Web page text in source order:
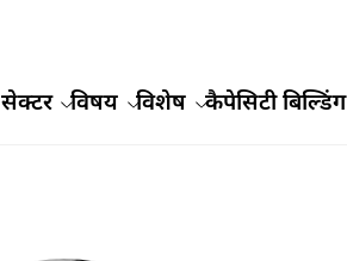
सेक्टर विषय विशेष कैपेसिटी बिल्डिंग